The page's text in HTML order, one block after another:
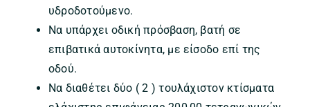
υδροδοτούμενο.
Να υπάρχει οδική πρόσβαση, βατή σε
επιβατικά αυτοκίνητα, με είσοδο επί της
οδού.
Να διαθέτει δύο ( 2 ) τουλάχιστον κτίσματα